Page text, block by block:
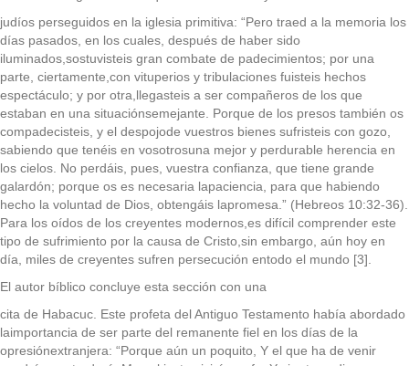
judíos perseguidos en la iglesia primitiva: “Pero traed a la memoria los
días pasados, en los cuales, después de haber sido
iluminados,sostuvisteis gran combate de padecimientos; por una
parte, ciertamente,con vituperios y tribulaciones fuisteis hechos
espectáculo; y por otra,llegasteis a ser compañeros de los que
estaban en una situaciónsemejante. Porque de los presos también os
compadecisteis, y el despojode vuestros bienes sufristeis con gozo,
sabiendo que tenéis en vosotrosuna mejor y perdurable herencia en
los cielos. No perdáis, pues, vuestra confianza, que tiene grande
galardón; porque os es necesaria lapaciencia, para que habiendo
hecho la voluntad de Dios, obtengáis lapromesa.” (Hebreos 10:32-36).
Para los oídos de los creyentes modernos,es difícil comprender este
tipo de sufrimiento por la causa de Cristo,sin embargo, aún hoy en
día, miles de creyentes sufren persecución entodo el mundo [3].
El autor bíblico concluye esta sección con una
cita de Habacuc. Este profeta del Antiguo Testamento había abordado
laimportancia de ser parte del remanente fiel en los días de la
opresiónextranjera: “Porque aún un poquito, Y el que ha de venir